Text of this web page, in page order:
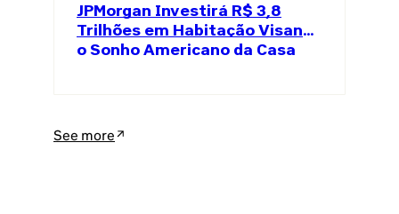
JPMorgan Investirá R$ 3,8
Trilhões em Habitação Visando
o Sonho Americano da Casa
See more